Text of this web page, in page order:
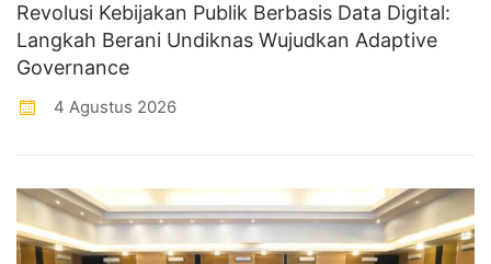
Revolusi Kebijakan Publik Berbasis Data Digital:
Langkah Berani Undiknas Wujudkan Adaptive
Governance
4 Agustus 2026